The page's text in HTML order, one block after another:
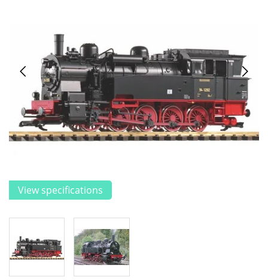
View specifications